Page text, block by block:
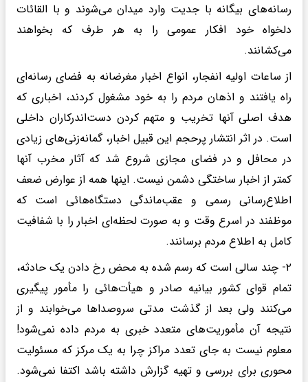
رسانه‌های بیگانه با جدیت وارد میدان می‌شوند و با القائات
دلخواه خود افکار عمومی را به هر طرف که بخواهند
می‌کشانند.
از ساعات اولیه انفجار، انواع اخبار مغرضانه به فضای رسانه‌ای
راه یافتند و اذهان مردم را به خود مشغول کردند، اخباری که
هدف اصلی آنها تخریب و متهم کردن دست‌اندرکاران داخلی
است. در اثر انتشار پرحجم این قبیل اخبار، گمانه‌زنی‌های زیادی
در محافل و در فضای مجازی شروع شد که آثار مخرب آنها
کمتر از اخبار ساختگی دشمن نیست. اینها همه از عوارض ضعف
اطلاع‌رسانی رسمی و عقب‌ماندگی دستگاه‌هائی است که
موظفند در اسرع وقت و به صورت لحظه‌ای اخبار را با شفافیت
کامل به اطلاع مردم برسانند.
۲- چند سالی است که رسم شده به محض رخ دادن یک حادثه،
تمام قوای کشور بیانیه صادر و هیأت‌هائی را مأمور پیگیری
می‌کنند ولی بعد از گذشت مدتی سروصداها می‌خوابند و از
نتیجه آن مأموریت‌های متعدد خبری به مردم داده نمی‌شود!
معلوم نیست به جای تعدد مراکز چرا به یک مرکز که مسئولیت
محوری برای بررسی و تهیه گزارش داشته باشد اکتفا نمی‌شود.